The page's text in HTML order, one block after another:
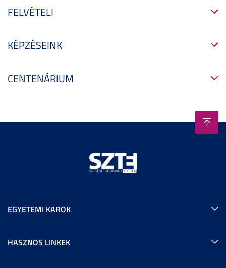
FELVÉTELI
KÉPZÉSEINK
CENTENÁRIUM
EGYETEMI KAROK
HASZNOS LINKEK